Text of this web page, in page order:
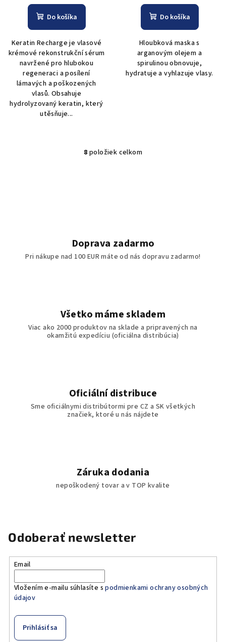
Do košíka
Keratin Recharge je vlasové
krémové rekonstrukční sérum
navržené pro hlubokou
regeneraci a posílení
lámavých a poškozených
vlasů. Obsahuje
hydrolyzovaný keratin, který
utěsňuje...
Do košíka
Hloubková maska s
arganovým olejem a
spirulinou obnovuje,
hydratuje a vyhlazuje vlasy.
O
i
e
p
v
ý
8 položiek celkom
Doprava zadarmo
Pri nákupe nad 100 EUR máte od nás dopravu zadarmo!
Všetko máme skladem
Viac ako 2000 produktov na sklade a pripravených na
okamžitú expedíciu (oficiálna distribúcia)
Oficiální distribuce
Sme oficiálnymi distribútormi pre CZ a SK všetkých
značiek, ktoré u nás nájdete
Záruka dodania
nepoškodený tovar a v TOP kvalite
Odoberať newsletter
Email
Vložením e-mailu súhlasíte spodmienkami ochrany osobných
údajov
Prihlásiť sa